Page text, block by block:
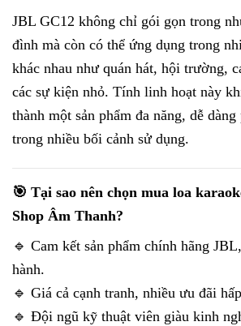
JBL GC12 không chỉ gói gọn trong
đình mà còn có thể ứng dụng trong
khác nhau như quán hát, hội trường,
các sự kiện nhỏ. Tính linh hoạt này
thành một sản phẩm đa năng, dễ
trong nhiều bối cảnh sử dụng.
🎯 Tại sao nên chọn mua loa
Shop Âm Thanh?
🔹 Cam kết sản phẩm chính hãng
hành.
🔹 Giá cả cạnh tranh, nhiều ưu đãi
🔹 Đội ngũ kỹ thuật viên giàu kinh